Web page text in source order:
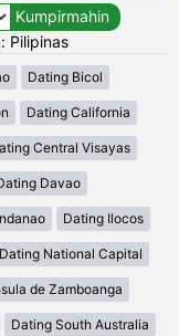
Pilipinas
Dating Bicol
Dating California
Central Visayas
Davao
Dating Ilocos
Dating National Capital
de Zamboanga
Dating South Australia